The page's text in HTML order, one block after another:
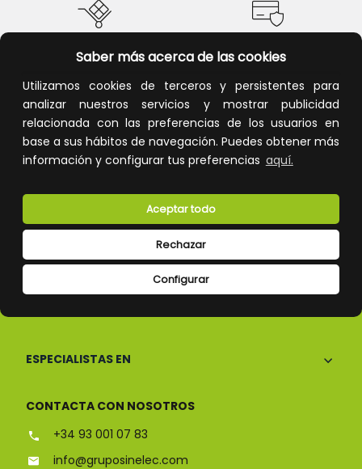
Saber más acerca de las cookies
Utilizamos cookies de terceros y persistentes para
analizar nuestros servicios y mostrar publicidad
relacionada con las preferencias de los usuarios en
base a sus hábitos de navegación. Puedes obtener más
información y configurar tus preferencias aquí.
Configurar
Rechazar
Aceptar todo
Devoluciones Pago seguro
Atención al cliente
ESPECIALISTAS EN
CONTACTA CON NOSOTROS
+34 93 001 07 83
info@gruposinelec.com